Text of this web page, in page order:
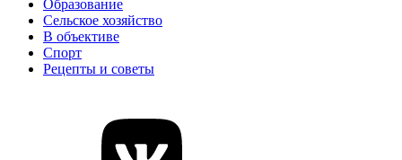
Образование
Сельское хозяйство
В объективе
Спорт
Рецепты и советы